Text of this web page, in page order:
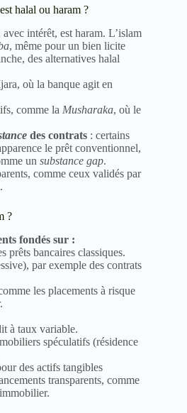
halal ou haram ?
intérêt, est haram. L’islam
, même pour un bien licite
des alternatives halal
où la banque agit en
comme la Musharaka, où le
des contrats : certains
le prêt conventionnel,
un substance gap.
comme ceux validés par
?
fondés sur :
prêts bancaires classiques.
par exemple des contrats
les placements à risque
à taux variable.
spéculatifs (résidence
des actifs tangibles
transparents, comme